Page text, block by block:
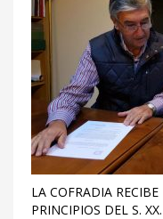
LA COFRADIA
PRINCIPIOS DEL S. XX.